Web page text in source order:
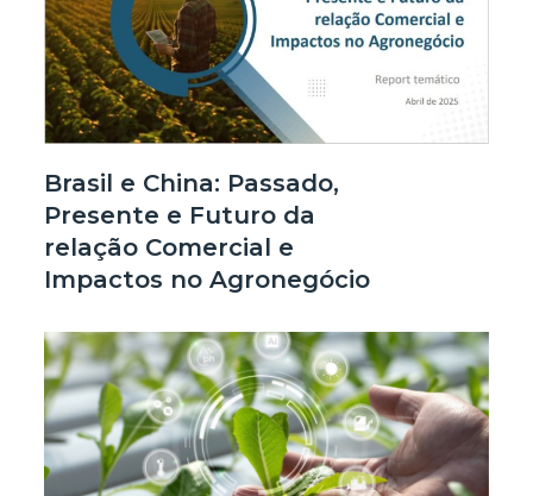
Brasil e China: Passado,
Presente e Futuro da
relação Comercial e
Impactos no Agronegócio